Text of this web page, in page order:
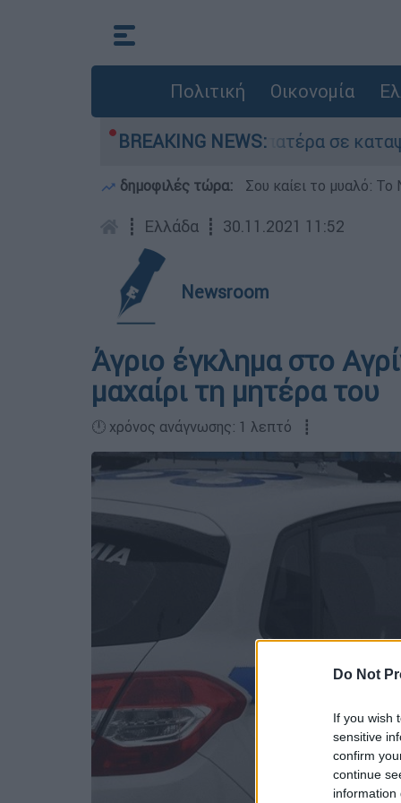
Do Not
If you wish
sensitive
confirm
continue
information
Πολιτική Οικονομία
BREAKING NEWS:
είχε τον νεκρό του πατέρα σε καταψύκτη
δημοφιλές τώρα: Σου καίει το μυαλό:
┋ Ελλάδα ┋ 30.11.2021 11:52
Newsroom
Άγριο έγκλημα στο
μαχαίρι τη μητέρα του
🕛 χρόνος ανάγνωσης: 1 λεπτό ┋